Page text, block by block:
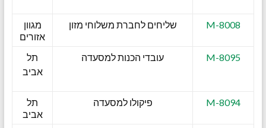
M-8008 שליחים לחברת משלוחי מזון
מגוון
אזורים
M-8095
עובדי הכנות למסעדה
תל
אביב
M-8094 פיקולו למסעדה
תל
אביב